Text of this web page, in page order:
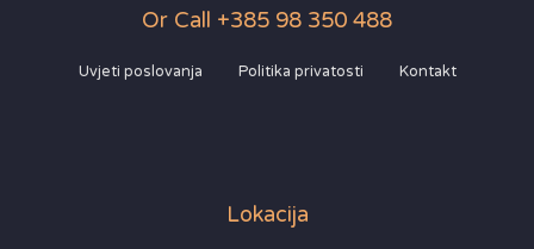
Or Call +385 98 350 488
Uvjeti poslovanja Politika privatosti Kontakt
Lokacija